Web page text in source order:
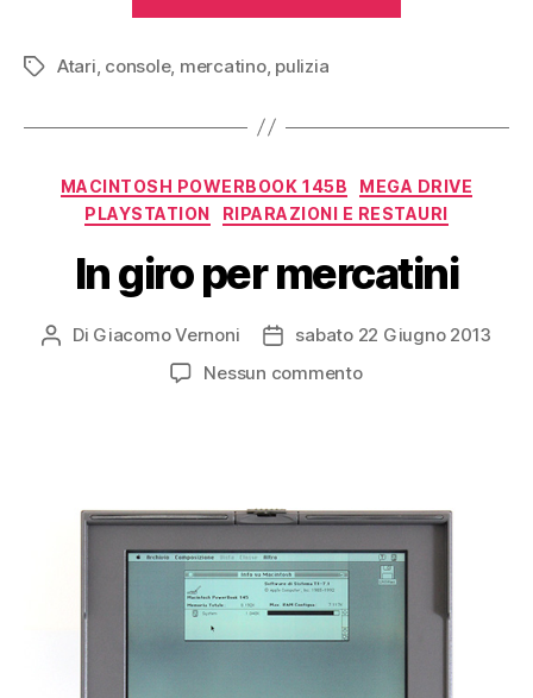
Tag Atari console, mercatino, pulizia
Categorie
MACINTOSH POWERBOOK 145B
MEGA DRIVE
PLAYSTATION
RIPARAZIONI E RESTAURI
In giro per mercatini
Autore
Di Giacomo Vernoni
Datasabato 22 Giugno 2013
Nessun commentosu